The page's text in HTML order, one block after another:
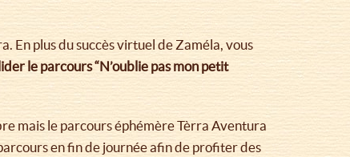
En plus du succès virtuel de Zaméla, vous
le parcours “N’oublie pas mon petit
mais le parcours éphémère Tèrra Aventura
en fin de journée afin de profiter des